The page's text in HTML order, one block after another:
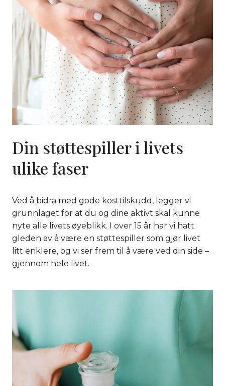
Din støttespiller i livets
ulike faser
Ved å bidra med gode kosttilskudd, legger vi
grunnlaget for at du og dine aktivt skal kunne
nyte alle livets øyeblikk. I over 15 år har vi hatt
gleden av å være en støttespiller som gjør livet
litt enklere, og vi ser frem til å være ved din side –
gjennom hele livet.